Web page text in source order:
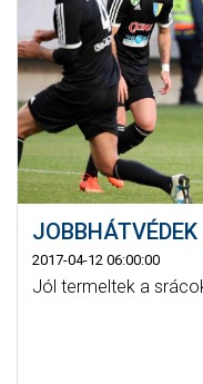
2017-04-12 06:00:00
Jól termeltek a